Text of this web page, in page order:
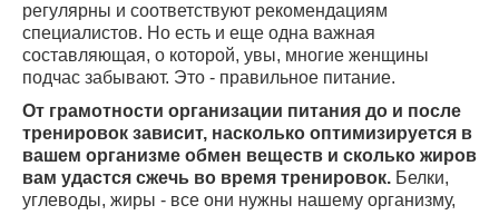
регулярны и соответствуют рекомендациям
специалистов. Но есть и еще одна важная
составляющая, о которой, увы, многие женщины
подчас забывают. Это - правильное питание.
От грамотности организации питания до и после
тренировок зависит, насколько оптимизируется в
вашем организме обмен веществ и сколько жиров
вам удастся сжечь во время тренировок. Белки,
углеводы, жиры - все они нужны нашему организму,